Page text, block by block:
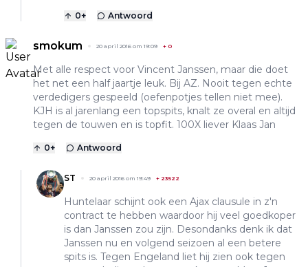
0+ Antwoord
smokum 20 april 2016 om 19:09 + 0
Met alle respect voor Vincent Janssen, maar die doet
het net een half jaartje leuk. Bij AZ. Nooit tegen echte
verdedigers gespeeld (oefenpotjes tellen niet mee).
KJH is al jarenlang een topspits, knalt ze overal en altijd
tegen de touwen en is topfit. 100X liever Klaas Jan
0+ Antwoord
ST 20 april 2016 om 19:49 + 23522
Huntelaar schijnt ook een Ajax clausule in z'n
contract te hebben waardoor hij veel goedkoper
is dan Janssen zou zijn. Desondanks denk ik dat
Janssen nu en volgend seizoen al een betere
spits is. Tegen Engeland liet hij zien ook tegen